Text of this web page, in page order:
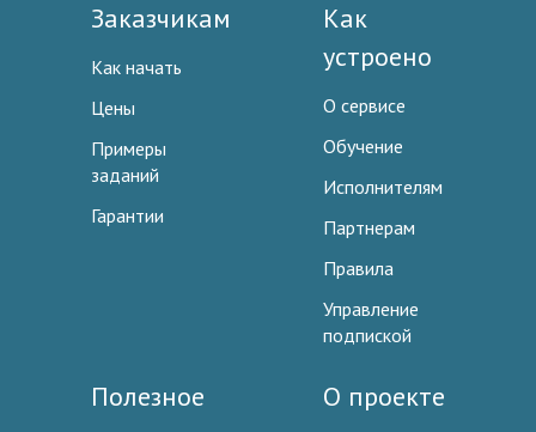
Заказчикам
Как начать
Цены
Примеры
заданий
Гарантии
Как
устроено
О сервисе
Обучение
Исполнителям
Партнерам
Правила
Управление
подпиской
Полезное О проекте